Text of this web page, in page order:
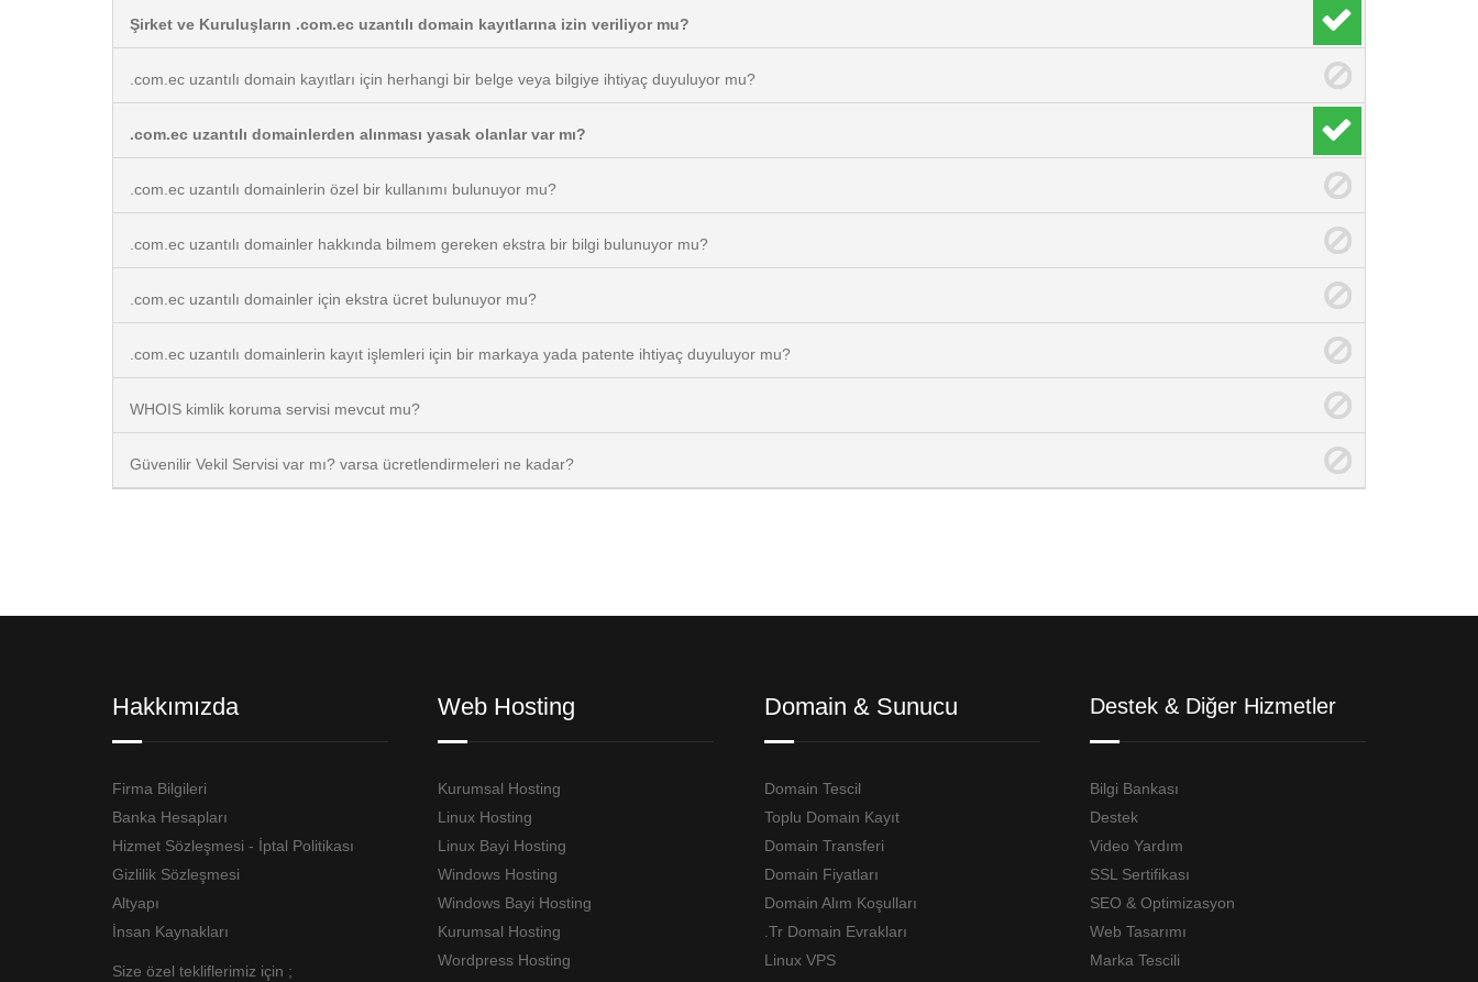
Şirket ve Kuruluşların .com.ec uzantılı domain kayıtlarına izin veriliyor mu?
.com.ec uzantılı domain kayıtları için herhangi bir belge veya bilgiye ihtiyaç duyuluyor mu?
.com.ec uzantılı domainlerden alınması yasak olanlar var mı?
.com.ec uzantılı domainlerin özel bir kullanımı bulunuyor mu?
.com.ec uzantılı domainler hakkında bilmem gereken ekstra bir bilgi bulunuyor mu?
.com.ec uzantılı domainler için ekstra ücret bulunuyor mu?
.com.ec uzantılı domainlerin kayıt işlemleri için bir markaya yada patente ihtiyaç duyuluyor mu?
WHOIS kimlik koruma servisi mevcut mu?
Güvenilir Vekil Servisi var mı? varsa ücretlendirmeleri ne kadar?
Hakkımızda
Firma Bilgileri
Banka Hesapları
Hizmet Sözleşmesi - İptal Politikası
Gizlilik Sözleşmesi
Altyapı
İnsan Kaynakları
Size özel tekliflerimiz için ;
Web Hosting
Kurumsal Hosting
Linux Hosting
Linux Bayi Hosting
Windows Hosting
Windows Bayi Hosting
Kurumsal Hosting
Wordpress Hosting
Domain & Sunucu
Domain Tescil
Toplu Domain Kayıt
Domain Transferi
Domain Fiyatları
Domain Alım Koşulları
.Tr Domain Evrakları
Linux VPS
Destek & Diğer Hizmetler
Bilgi Bankası
Destek
Video Yardım
SSL Sertifikası
SEO & Optimizasyon
Web Tasarımı
Marka Tescili